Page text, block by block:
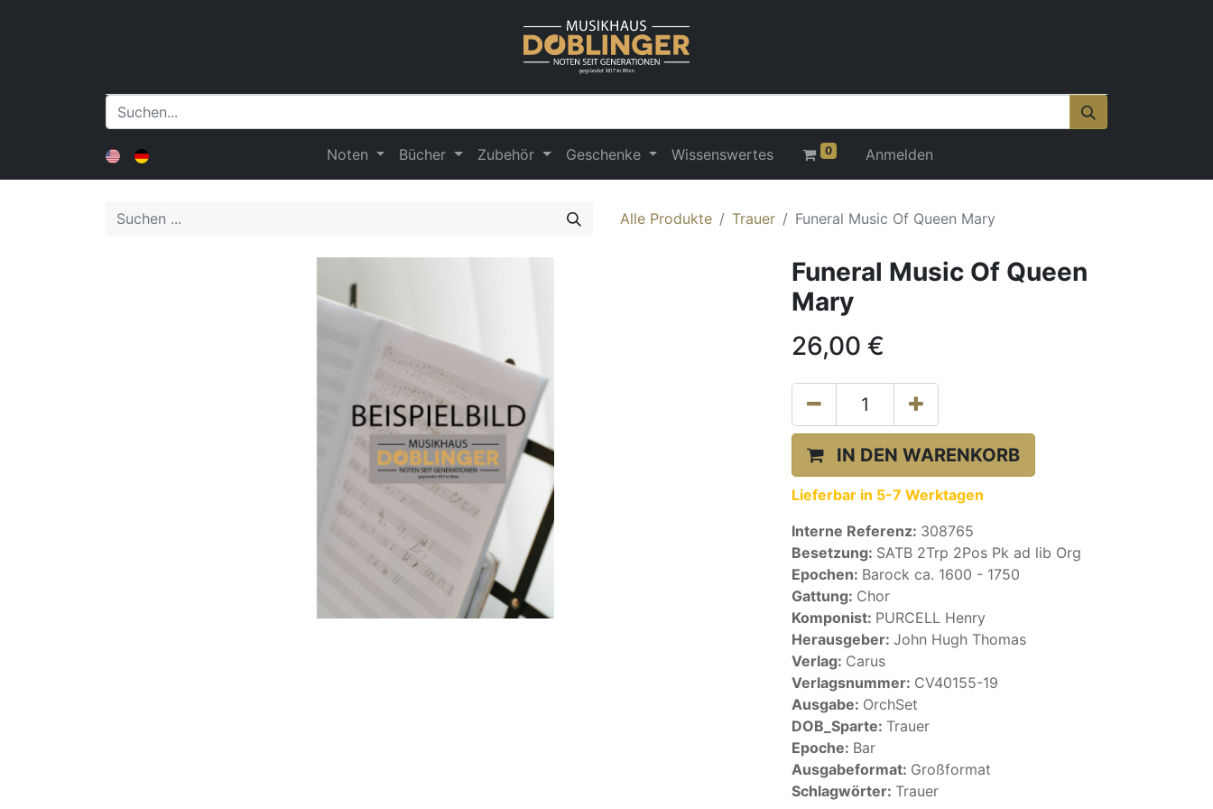
Noten Bücher Zubehör Geschenke Wissenswertes 0 Anmelden
Alle Produkte Trauer Funeral Music Of Queen Mary
Funeral Music Of Queen
Mary
26,00 €
IN DEN WARENKORB
Lieferbar in 5-7 Werktagen
Interne Referenz: 308765
Besetzung: SATB 2Trp 2Pos Pk ad lib Org
Epochen: Barock ca. 1600 - 1750
Gattung: Chor
Komponist: PURCELL Henry
Herausgeber: John Hugh Thomas
Verlag: Carus
Verlagsnummer: CV40155-19
Ausgabe: OrchSet
DOB_Sparte: Trauer
Epoche: Bar
Ausgabeformat: Großformat
Schlagwörter: Trauer